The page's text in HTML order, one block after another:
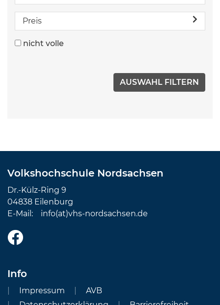
Preis
nicht volle
Volkshochschule Nordsachsen
Dr.-Külz-Ring 9
04838 Eilenburg
E-Mail: info(at)vhs-nordsachsen.de
Info
Impressum
AVB